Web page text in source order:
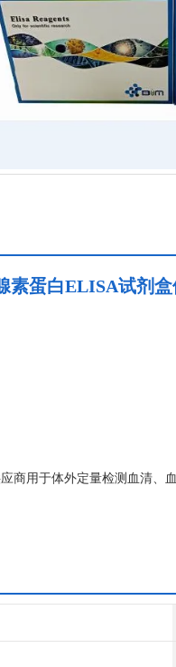
素蛋白ELISA试剂
商用于体外定量检测血清